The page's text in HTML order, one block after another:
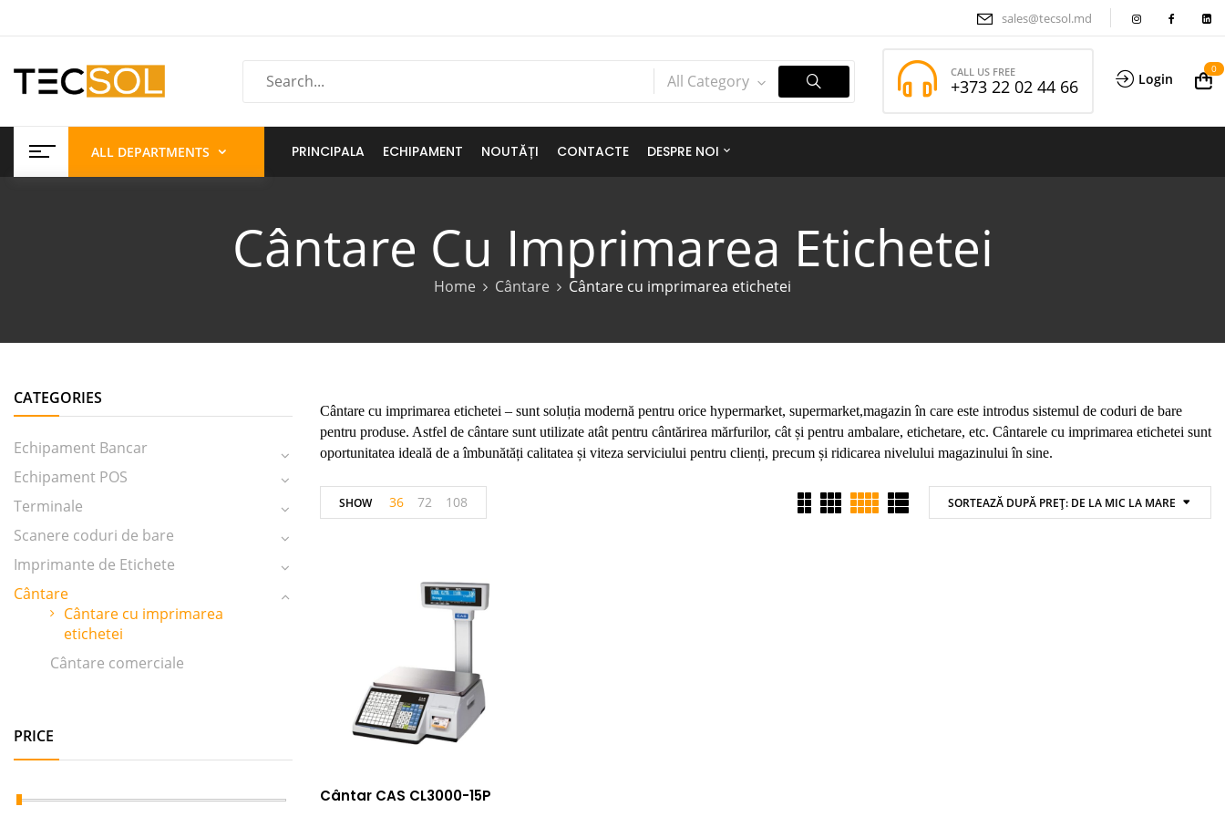
sales@tecsol.md
All Category CALL US FREE
+373 22 02 44 66 Login
0
ALL DEPARTMENTS PRINCIPALA ECHIPAMENT NOUTĂȚI CONTACTE DESPRE NOI
Cântare Cu Imprimarea Etichetei
Home Cântare Cântare cu imprimarea etichetei
CATEGORIES
Echipament Bancar
Echipament POS
Terminale
Scanere coduri de bare
Imprimante de Etichete
Cântare
Cântare cu imprimarea
etichetei
Cântare comerciale
PRICE
Cântare cu imprimarea etichetei – sunt soluția modernă pentru orice hypermarket, supermarket,magazin în care este introdus sistemul de coduri de bare
pentru produse. Astfel de cântare sunt utilizate atât pentru cântărirea mărfurilor, cât și pentru ambalare, etichetare, etc. Cântarele cu imprimarea etichetei sunt
oportunitatea ideală de a îmbunătăți calitatea și viteza serviciului pentru clienți, precum și ridicarea nivelului magazinului în sine.
SORTEAZĂ DUPĂ PREȚ: DE LA MIC LA MARE
SHOW 36 72 108
Cântar CAS CL3000-15P